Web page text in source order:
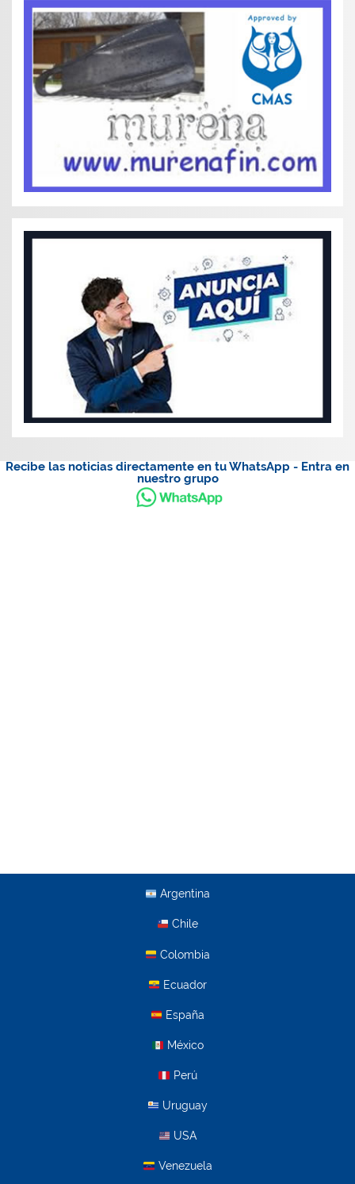
Recibe las noticias directamente en tu WhatsApp - Entra en
nuestro grupo
Argentina
Chile
Colombia
Ecuador
España
México
Perú
Uruguay
USA
Venezuela